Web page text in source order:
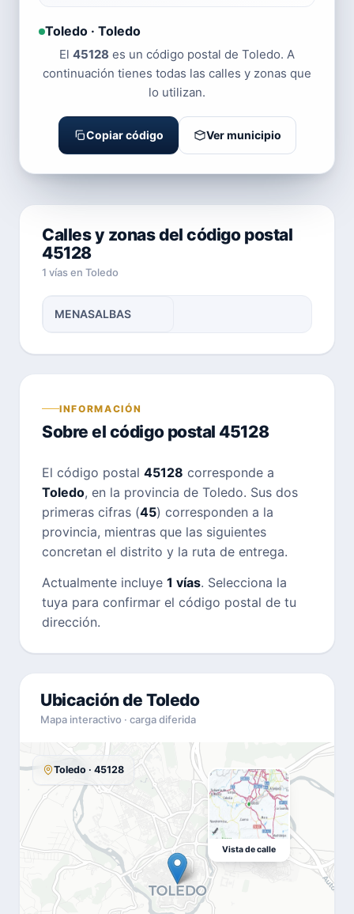
Toledo · Toledo
El 45128 es un código postal de Toledo. A
continuación tienes todas las calles y zonas que
lo utilizan.
Copiar código Ver municipio
Calles y zonas del código postal
45128
1 vías en Toledo
MENASALBAS
INFORMACIÓN
Sobre el código postal 45128
El código postal 45128 corresponde a
Toledo, en la provincia de Toledo. Sus dos
primeras cifras (45) corresponden a la
provincia, mientras que las siguientes
concretan el distrito y la ruta de entrega.
Actualmente incluye 1 vías. Selecciona la
tuya para confirmar el código postal de tu
dirección.
Ubicación de Toledo
Mapa interactivo · carga diferida
Toledo · 45128
Vista de calle